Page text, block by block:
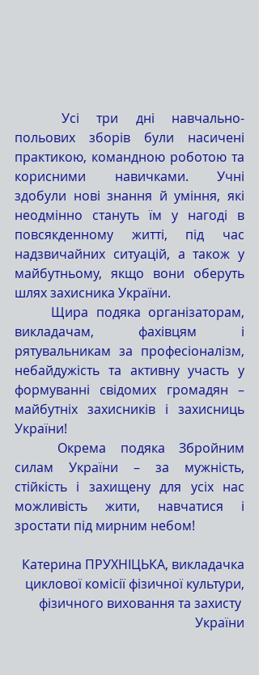
польових зборів були насичені
практикою, командною роботою та
корисними навичками. Учні
здобули нові знання й уміння, які
неодмінно стануть їм у нагоді в
повсякденному житті, під час
надзвичайних ситуацій, а також у
майбутньому, якщо вони оберуть
шлях захисника України.
викладачам, фахівцям і
рятувальникам за професіоналізм,
небайдужість та активну участь у
формуванні свідомих громадян –
майбутніх захисників і захисниць
України!
силам України – за мужність,
стійкість і захищену для усіх нас
можливість жити, навчатися і
зростати під мирним небом!
Катерина ПРУХНІЦЬКА, викладачка
циклової комісії фізичної культури,
фізичного виховання та захисту
України